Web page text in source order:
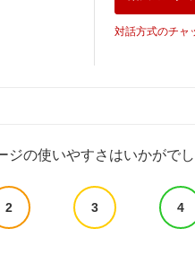
対話方式のチャ
ジの使いやすさはいかがで
2 3 4